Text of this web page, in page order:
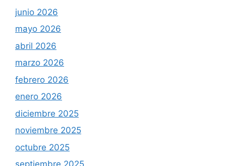
junio 2026
mayo 2026
abril 2026
marzo 2026
febrero 2026
enero 2026
diciembre 2025
noviembre 2025
octubre 2025